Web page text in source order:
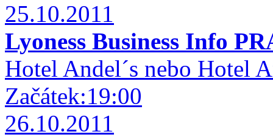
25.10.2011
Lyoness Business Info
Hotel Andel´s nebo Hotel
Začátek:19:00
26.10.2011